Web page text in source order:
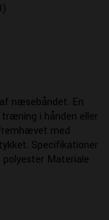
næsebåndet. En
i hånden eller
med
Specifikationer
polyester Materiale